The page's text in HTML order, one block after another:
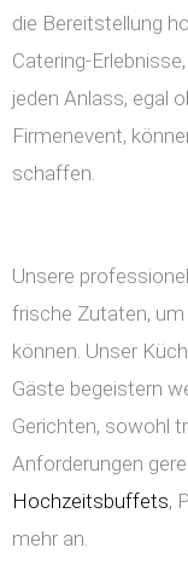
die Bereitstellung
Catering-
jeden Anlass, egal
Firmenevent,
schaffen.
Unsere
frische Zutaten,
können. Unser
Gäste begeistern
Gerichten, sowohl
Anforderungen
Hochzeitsbuffets,
mehr an.